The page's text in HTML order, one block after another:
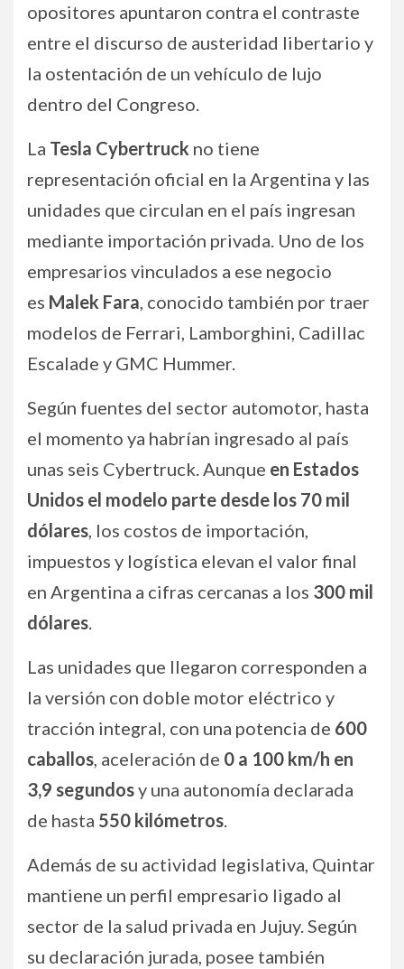
opositores apuntaron contra el contraste
entre el discurso de austeridad libertario y
la ostentación de un vehículo de lujo
dentro del Congreso.
La Tesla Cybertruck no tiene
representación oficial en la Argentina y las
unidades que circulan en el país ingresan
mediante importación privada. Uno de los
empresarios vinculados a ese negocio
es Malek Fara, conocido también por traer
modelos de Ferrari, Lamborghini, Cadillac
Escalade y GMC Hummer.
Según fuentes del sector automotor, hasta
el momento ya habrían ingresado al país
unas seis Cybertruck. Aunque en Estados
Unidos el modelo parte desde los 70 mil
dólares, los costos de importación,
impuestos y logística elevan el valor final
en Argentina a cifras cercanas a los 300 mil
dólares.
Las unidades que llegaron corresponden a
la versión con doble motor eléctrico y
tracción integral, con una potencia de 600
caballos, aceleración de 0 a 100 km/h en
3,9 segundosy una autonomía declarada
de hasta 550 kilómetros.
Además de su actividad legislativa, Quintar
mantiene un perfil empresario ligado al
sector de la salud privada en Jujuy. Según
su declaración jurada, posee también